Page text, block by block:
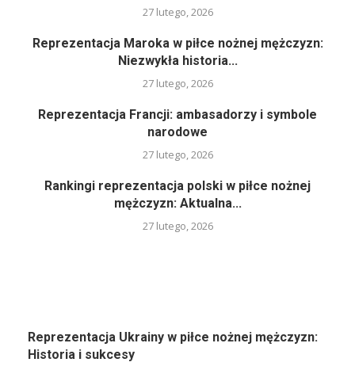
27 lutego, 2026
Reprezentacja Maroka w piłce nożnej mężczyzn:
Niezwykła historia...
27 lutego, 2026
Reprezentacja Francji: ambasadorzy i symbole
narodowe
27 lutego, 2026
Rankingi reprezentacja polski w piłce nożnej
mężczyzn: Aktualna...
27 lutego, 2026
Reprezentacja Ukrainy w piłce nożnej mężczyzn:
Historia i sukcesy